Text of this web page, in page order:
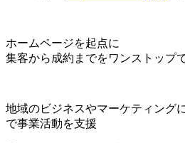
ホームページを起点に
集客から成約までをワンストップ
地域のビジネスやマーケティング
で事業活動を支援